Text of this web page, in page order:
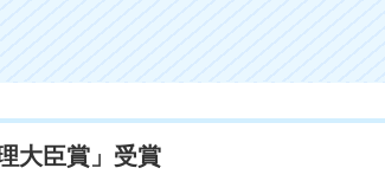
大臣賞」受賞